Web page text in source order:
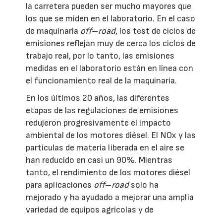
la carretera pueden ser mucho mayores que
los que se miden en el laboratorio. En el caso
de maquinaria off–road, los test de ciclos de
emisiones reflejan muy de cerca los ciclos de
trabajo real, por lo tanto, las emisiones
medidas en el laboratorio están en línea con
el funcionamiento real de la maquinaria.
En los últimos 20 años, las diferentes
etapas de las regulaciones de emisiones
redujeron progresivamente el impacto
ambiental de los motores diésel. El NOx y las
partículas de materia liberada en el aire se
han reducido en casi un 90%. Mientras
tanto, el rendimiento de los motores diésel
para aplicaciones off–roadsolo ha
mejorado y ha ayudado a mejorar una amplia
variedad de equipos agrícolas y de